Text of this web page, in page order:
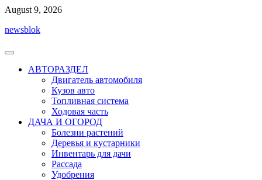
Перейти
содержимому
August 9, 2026
newsblok
АВТОРАЗДЕЛ
Двигатель автомобиля
Кузов авто
Топливная система
Ходовая часть
ДАЧА И ОГОРОД
Болезни растений
Деревья и кустарники
Инвентарь для дачи
Рассада
Удобрения